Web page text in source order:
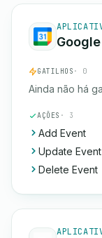
GATILHOS · 0
Ainda não há
AÇÕES · 3
Add Event
Update Event
Delete Event